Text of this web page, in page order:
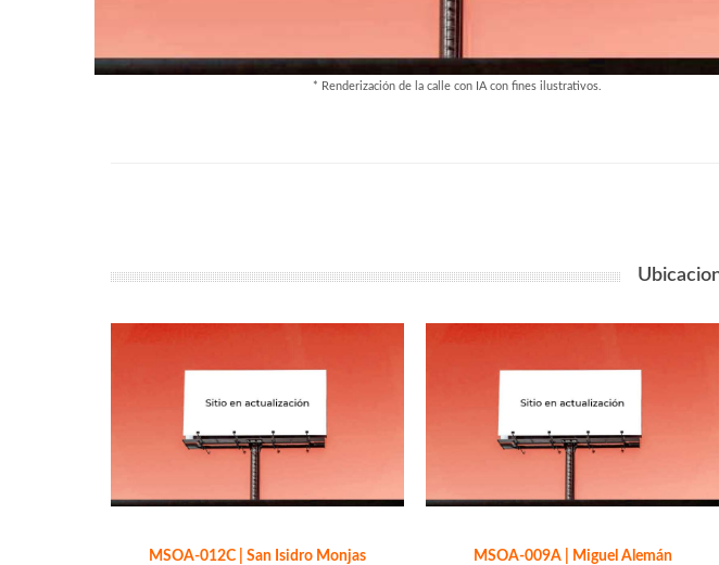
* Renderización de la calle con IA con fines ilustrativos.
MSOA-012C | San Isidro Monjas MSOA-009A | Miguel Alemán